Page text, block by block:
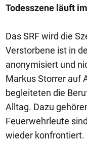
Todesszene läuft
Das SRF wird die
Verstorbene ist in
anonymisiert und
Markus Storrer auf
begleiteten die
Alltag. Dazu
Feuerwehrleute
wieder konfrontiert.